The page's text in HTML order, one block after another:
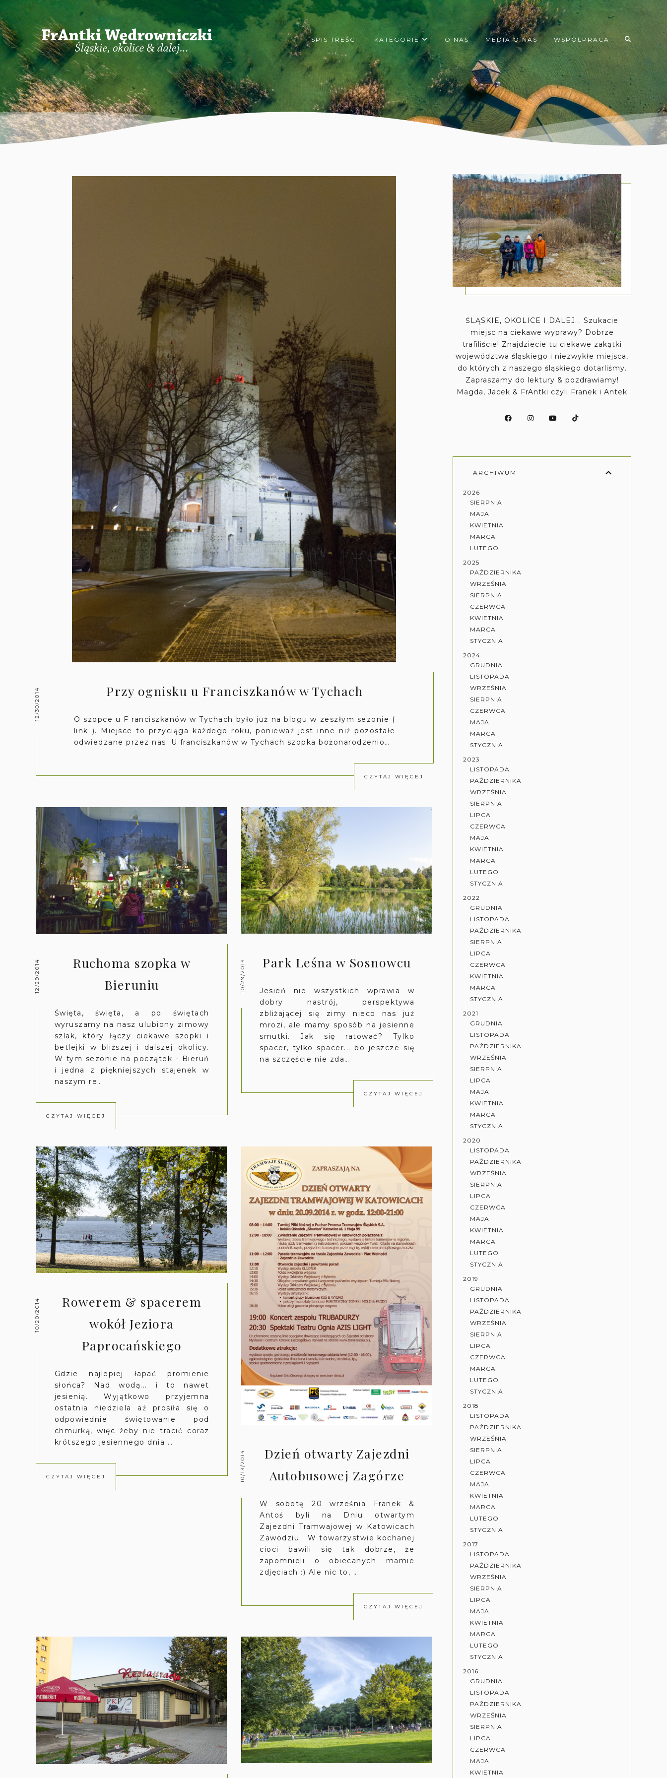
SPIS TREŚCI KATEGORIE O NAS MEDIA O NAS WSPÓŁPRACA
12/30/2014 Przy ognisku u Franciszkanów w Tychach
O szopce u F ranciszkanów w Tychach było już na blogu w zeszłym sezonie (
link ). Miejsce to przyciąga każdego roku, ponieważ jest inne niż pozostałe
odwiedzane przez nas. U franciszkanów w Tychach szopka bożonarodzenio…
CZYTAJ WIĘCEJ
12/29/2014
Ruchoma szopka w
Bieruniu
Święta, święta, a po świętach
wyruszamy na nasz ulubiony zimowy
szlak, który łączy ciekawe szopki i
betlejki w bliższej i dalszej okolicy.
W tym sezonie na początek - Bieruń
i jedna z piękniejszych stajenek w
naszym re…
CZYTAJ WIĘCEJ
10/29/2014 Park Leśna w Sosnowcu
Jesień nie wszystkich wprawia w
dobry nastrój, perspektywa
zbliżającej się zimy nieco nas już
mrozi, ale mamy sposób na jesienne
smutki. Jak się ratować? Tylko
spacer, tylko spacer... bo jeszcze się
na szczęście nie zda…
CZYTAJ WIĘCEJ
10/20/2014
Rowerem & spacerem
wokół Jeziora
Paprocańskiego
Gdzie najlepiej łapać promienie
słońca? Nad wodą... i to nawet
jesienią. Wyjątkowo przyjemna
ostatnia niedziela aż prosiła się o
odpowiednie świętowanie pod
chmurką, więc żeby nie tracić coraz
krótszego jesiennego dnia …
CZYTAJ WIĘCEJ 10/13/2014
Dzień otwarty Zajezdni
Autobusowej Zagórze
W sobotę 20 września Franek &
Antoś byli na Dniu otwartym
Zajezdni Tramwajowej w Katowicach
Zawodziu . W towarzystwie kochanej
cioci bawili się tak dobrze, że
zapomnieli o obiecanych mamie
zdjęciach :) Ale nic to, …
CZYTAJ WIĘCEJ
ŚLĄSKIE, OKOLICE I DALEJ... Szukacie
miejsc na ciekawe wyprawy? Dobrze
trafiliście! Znajdziecie tu ciekawe zakątki
województwa śląskiego i niezwykłe miejsca,
do których z naszego śląskiego dotarliśmy.
Zapraszamy do lektury & pozdrawiamy!
Magda, Jacek & FrAntki czyli Franek i Antek
ARCHIWUM
2026
SIERPNIA
MAJA
KWIETNIA
MARCA
LUTEGO
2025
PAŹDZIERNIKA
WRZEŚNIA
SIERPNIA
CZERWCA
KWIETNIA
MARCA
STYCZNIA
2024
GRUDNIA
LISTOPADA
WRZEŚNIA
SIERPNIA
CZERWCA
MAJA
MARCA
STYCZNIA
2023
LISTOPADA
PAŹDZIERNIKA
WRZEŚNIA
SIERPNIA
LIPCA
CZERWCA
MAJA
KWIETNIA
MARCA
LUTEGO
STYCZNIA
2022
GRUDNIA
LISTOPADA
PAŹDZIERNIKA
SIERPNIA
LIPCA
CZERWCA
KWIETNIA
MARCA
STYCZNIA
2021
GRUDNIA
LISTOPADA
PAŹDZIERNIKA
WRZEŚNIA
SIERPNIA
LIPCA
MAJA
KWIETNIA
MARCA
STYCZNIA
2020
LISTOPADA
PAŹDZIERNIKA
WRZEŚNIA
SIERPNIA
LIPCA
CZERWCA
MAJA
KWIETNIA
MARCA
LUTEGO
STYCZNIA
2019
GRUDNIA
LISTOPADA
PAŹDZIERNIKA
WRZEŚNIA
SIERPNIA
LIPCA
CZERWCA
MARCA
LUTEGO
STYCZNIA
2018
LISTOPADA
PAŹDZIERNIKA
WRZEŚNIA
SIERPNIA
LIPCA
CZERWCA
MAJA
KWIETNIA
MARCA
LUTEGO
STYCZNIA
2017
LISTOPADA
PAŹDZIERNIKA
WRZEŚNIA
SIERPNIA
LIPCA
MAJA
KWIETNIA
MARCA
LUTEGO
STYCZNIA
2016
GRUDNIA
LISTOPADA
PAŹDZIERNIKA
WRZEŚNIA
SIERPNIA
LIPCA
CZERWCA
MAJA
KWIETNIA